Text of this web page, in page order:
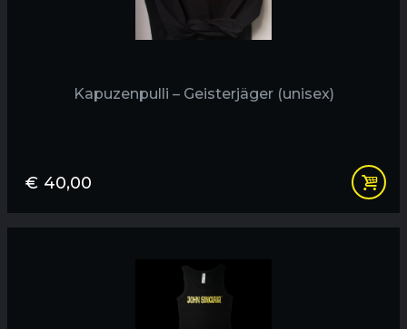
Kapuzenpulli – Geisterjäger (unisex)
€ 40,00